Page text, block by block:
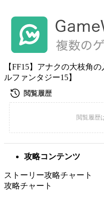
【FF15】アナクの大枝角
ルファンタジー15】
攻略コンテンツ
ストーリー攻略チャート
攻略チャート